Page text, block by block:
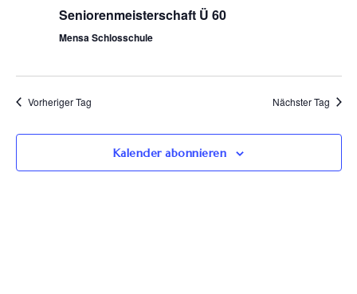
Seniorenmeisterschaft Ü 60
Mensa Schlosschule
Vorheriger Tag Nächster Tag
Kalender abonnieren